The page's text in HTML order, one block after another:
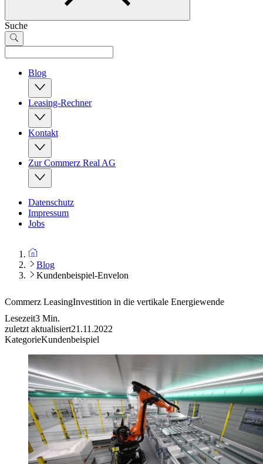
Suche
Blog
Leasing-Rechner
Kontakt
Zur Commerz Real AG
Datenschutz
Impressum
Jobs
Blog
Kundenbeispiel-Envelon
Commerz LeasingInvestition in die vertikale Energiewende
Lesezeit3 Min.
zuletzt aktualisiert21.11.2022
KategorieKundenbeispiel